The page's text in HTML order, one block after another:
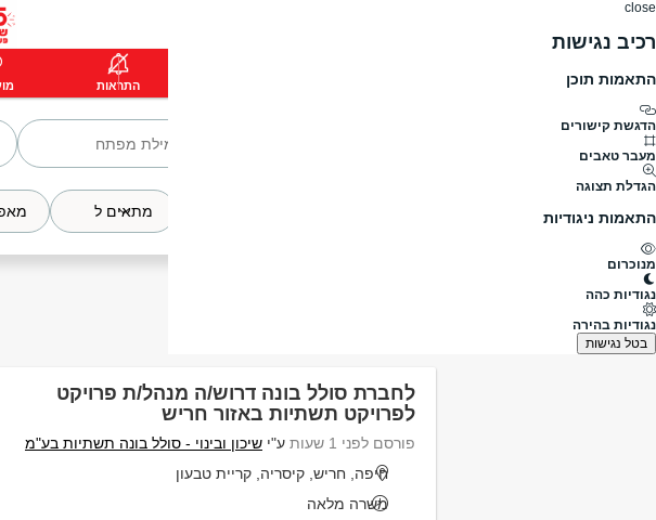
close
רכיב נגישות
התאמות תוכן
הדגשת קישורים
מעבר טאבים
הגדלת תצוגה
התאמות ניגודיות
מנוכרום
נגודיות כהה
נגודיות בהירה
בטל נגישות
פרימיוםהתראות
מתאים ל
לחברת סולל בונה דרוש/ה מנהל/ת פרויקט
לפרויקט תשתיות באזור חריש
פורסם לפני 1 שעות ע"י שיכון ובינוי - סולל בונה תשתיות בע"מ
חיפה, חריש, קיסריה, קריית טבעון
משרה מלאה